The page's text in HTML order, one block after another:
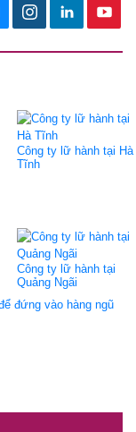
Công ty lữ hành tại Hà
Tĩnh
Công ty lữ hành tại
Quảng Ngãi
đứng vào hàng ngũ